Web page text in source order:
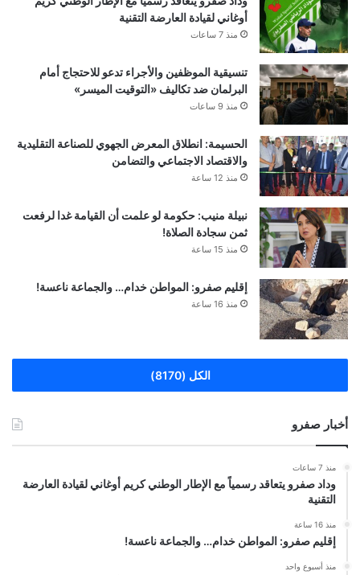
أوغاني لقيادة العارضة التقنية
منذ 7 ساعات
تنسيقية الموظفين والأجراء تدعو للاحتجاج أمام
البرلمان ضد تكاليف «التوقيت الميسر»
منذ 9 ساعات
الحسيمة: انطلاق المعرض الجهوي للصناعة التقليدية
والاقتصاد الاجتماعي والتضامن
منذ 12 ساعة
نبيلة منيب: حكومة لو علمت أن القيامة غدا لرفعت
ثمن سجادة الصلاة!
منذ 15 ساعة
إقليم صفرو: المواطن خدام… والجماعة ناعسة!
منذ 16 ساعة
الكل (8170)
أخبار صفرو
منذ 7 ساعات
وداد صفرو يتعاقد رسمياً مع الإطار الوطني كريم أوغاني لقيادة العارضة
التقنية
منذ 16 ساعة
إقليم صفرو: المواطن خدام… والجماعة ناعسة!
منذ أسبوع واحد